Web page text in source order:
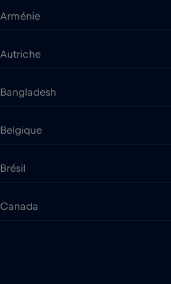
Arménie
Autriche
Bangladesh
Belgique
Brésil
Canada